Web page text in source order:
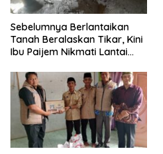
Sebelumnya Berlantaikan
Tanah Beralaskan Tikar, Kini
Ibu Paijem Nikmati Lantai
Satgas TMMD Ke-129 Kodim
0208/Asahan